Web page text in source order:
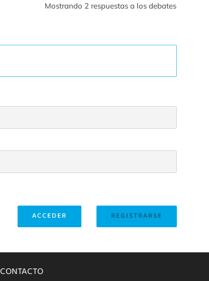
Mostrando 2 respuestas a los debates
REGISTRARSE
ACCEDER
CONTACTO